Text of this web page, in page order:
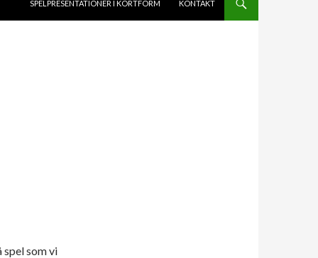
SPELPRESENTATIONER I KORTFORM
KONTAKT
som vi